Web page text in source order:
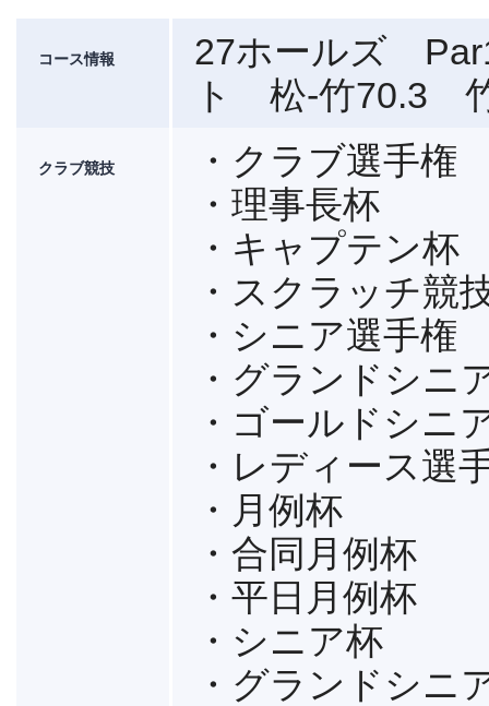
コース情報
27ホールズ
ト 松-竹70.3
クラブ競技
・クラブ選手権
・理事長杯
・キャプテン杯
・スクラッチ競
・シニア選手権
・グランドシニ
・ゴールドシニ
・レディース選
・月例杯
・合同月例杯
・平日月例杯
・シニア杯
・グランドシニ